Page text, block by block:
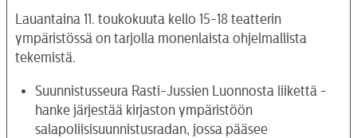
Lauantaina 11. toukokuuta kello 15-18 teatterin
ympäristössä on tarjolla monenlaista ohjelmallista
tekemistä.
Suunnistusseura Rasti-Jussien Luonnosta liikettä -
hanke järjestää kirjaston ympäristöön
salapoliisisuunnistusradan, jossa pääsee